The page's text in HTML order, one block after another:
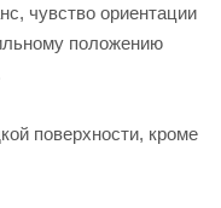
чувство ориентации
положению
поверхности, кроме